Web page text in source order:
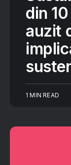
din
auzit
1 MIN READ